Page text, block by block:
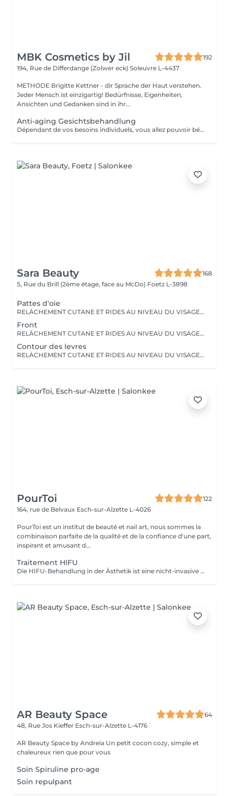
MBK Cosmetics by Jil
192
194, Rue de Differdange (Zolwer eck) Soleuvre L-4437
METHODE Brigitte Kettner - dir Sprache der Haut verstehen.
Jeder Mensch ist einzigartig! Bedürfnisse, Eigenheiten,
Ansichten und Gedanken sind in ihr...
Anti-aging Gesichtsbehandlung
Dépendant de vos besoins individuels, vous allez pouvoir bénéficier de soins adaptés à votre type de peau. Le prix va ensuite varier dépendant du soin finalement prèsté : - Pre-aging : Commencez la lute anti-âge contre les rides et les ridules très tôt avec des isoflavones naturelles (à partir de 110 euros) - Anti-Aging : Traitement en profondeur contre les radicaux libres, la déshydratation et le relachement cutané (à partir de 130 euros) - Anti-Aging de luxe : Soin anti-âge raffermissant et remodelant pour les plus peaux très exigeantes (à partir de 150 euros)
Sara Beauty
168
5, Rue du Brill (2ème étage, face au McDo) Foetz L-3898
Pattes d'oie
RELÄCHEMENT CUTANE ET RIDES AU NIVEAU DU VISAGE OU DU CORPS. PAS BESOIN DE PASSER PAR LA CASE CHIRURGIE POUR LES ÉLIMINER. LE PLASMA LIFT EST UNE TECHNIQUE ESTHÉTIQUE NON-INVASIVE QUI PROMET UN RAJEUNISSEMENT CUTANÉ RAPIDE ET EFFICACE.
Front
RELÄCHEMENT CUTANE ET RIDES AU NIVEAU DU VISAGE OU DU CORPS. PAS BESOIN DE PASSER PAR LA CASE CHIRURGIE POUR LES ÉLIMINER. LE PLASMA LIFT EST UNE TECHNIQUE ESTHÉTIQUE NON-INVASIVE QUI PROMET UN RAJEUNISSEMENT CUTANÉ RAPIDE ET EFFICACE.
Contour des levres
RELÄCHEMENT CUTANE ET RIDES AU NIVEAU DU VISAGE OU DU CORPS. PAS BESOIN DE PASSER PAR LA CASE CHIRURGIE POUR LES ÉLIMINER. LE PLASMA LIFT EST UNE TECHNIQUE ESTHÉTIQUE NON-INVASIVE QUI PROMET UN RAJEUNISSEMENT CUTANÉ RAPIDE ET EFFICACE.
PourToi
122
164, rue de Belvaux Esch-sur-Alzette L-4026
PourToi est un institut de beauté et nail art, nous sommes la
combinaison parfaite de la qualité et de la confiance d'une part,
inspirant et amusant d...
Traitement HIFU
Die HIFU-Behandlung in der Ästhetik ist eine nicht-invasive Technik, die fokussierten Ultraschall verwendet, um die Haut zu erwärmen und zu stimulieren, Fett zu reduzieren oder die Straffheit zu fördern (z. B. bei der Gesichtsverjüngung), mit Präzision und ohne Operation. Vorbehaltlich einer ersten Bewertung.
AR Beauty Space
64
48, Rue Jos Kieffer Esch-sur-Alzette L-4176
AR Beauty Space by Andreia Un petit cocon cozy, simple et
chaleureux rien que pour vous
Soin Spiruline pro-age
Soin repulpant